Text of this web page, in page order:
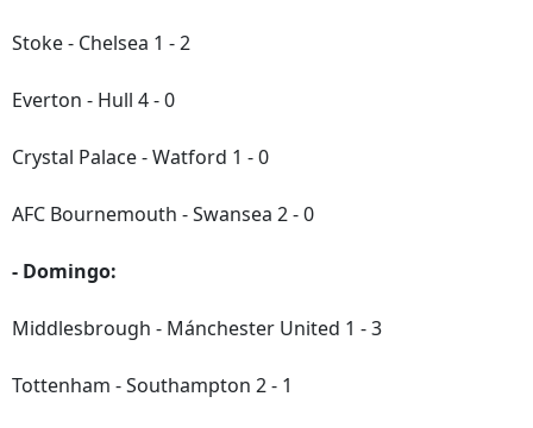
Stoke - Chelsea 1 - 2
Everton - Hull 4 - 0
Crystal Palace - Watford 1 - 0
AFC Bournemouth - Swansea 2 - 0
- Domingo:
Middlesbrough - Mánchester United 1 - 3
Tottenham - Southampton 2 - 1